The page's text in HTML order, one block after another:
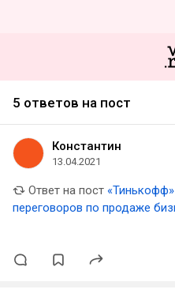
5 ответов на пост
Константин
13.04.2021
Ответ на пост
переговоров по продаже